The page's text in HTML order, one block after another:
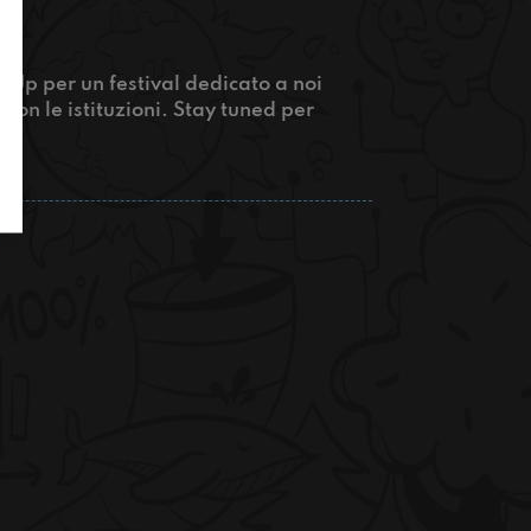
per un festival dedicato a noi
le istituzioni. Stay tuned per